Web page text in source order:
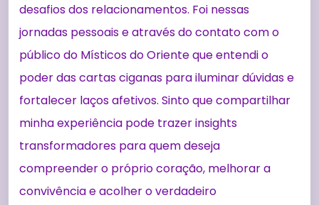
desafios dos relacionamentos. Foi nessas
jornadas pessoais e através do contato com o
público do Místicos do Oriente que entendi o
poder das cartas ciganas para iluminar dúvidas e
fortalecer laços afetivos. Sinto que compartilhar
minha experiência pode trazer insights
transformadores para quem deseja
compreender o próprio coração, melhorar a
convivência e acolher o verdadeiro